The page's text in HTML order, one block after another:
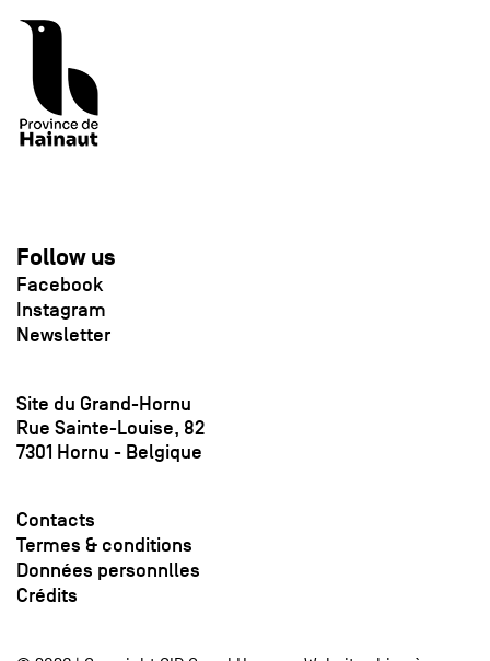
Follow us
Facebook
Instagram
Newsletter
Site du Grand-Hornu
Rue Sainte-Louise, 82
7301 Hornu - Belgique
Contacts
Termes & conditions
Données personnlles
Crédits